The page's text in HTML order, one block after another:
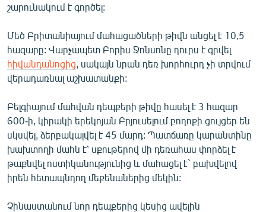
շարունակում է գործել:
Մեծ Բրիտանիայում մահացածների թիվն անցել է 10,5
հազարը: Վարչապետ Բորիս Ջոնսոնը դուրս է գրվել
հիվանդանոցից , սակայն նրան դեռ խորհուրդ չի տրվում
վերադառնալ աշխատանքի:
Բելգիայում մահվան դեպքերի թիվը հասել է 3 հազար
600-ի, կիրակի երեկոյան Բրյուսելում բողոքի ցույցեր են
սկսվել, ձերբակալվել է 45 մարդ: Պատճառը կարանտինը
խախտողի մահն է՝ սքութերով մի դեռահաս փորձել է
թաքնվել ոստիկանությունից և մահացել է` բախվելով
իրեն հետապնդող մեքենաներից մեկին:
Չինաստանում նոր դեպքերից կեսից ավելին